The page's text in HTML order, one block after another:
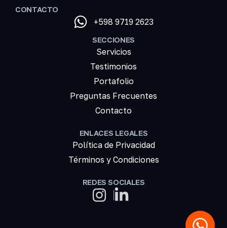
CONTACTO
+598 9719 2623
SECCIONES
Servicios
Testimonios
Portafolio
Preguntas Frecuentes
Contacto
ENLACES LEGALES
Política de Privacidad
Términos y Condiciones
REDES SOCIALES